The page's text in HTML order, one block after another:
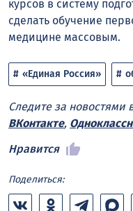
курсов в систему
сделать обучение
медицине массовым.
«Единая Россия»
Следите за новостями
ВКонтакте,
Нравится
Поделиться: